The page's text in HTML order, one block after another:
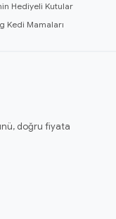
Hediyeli Kutular
Kedi Mamaları
doğru fiyata